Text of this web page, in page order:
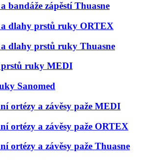
bandáže zápěstí Thuasne
a dlahy prstů ruky ORTEX
dlahy prstů ruky Thuasne
prstů ruky MEDI
Sanomed
ortézy a závěsy paže MEDI
ortézy a závěsy paže ORTEX
ortézy a závěsy paže Thuasne